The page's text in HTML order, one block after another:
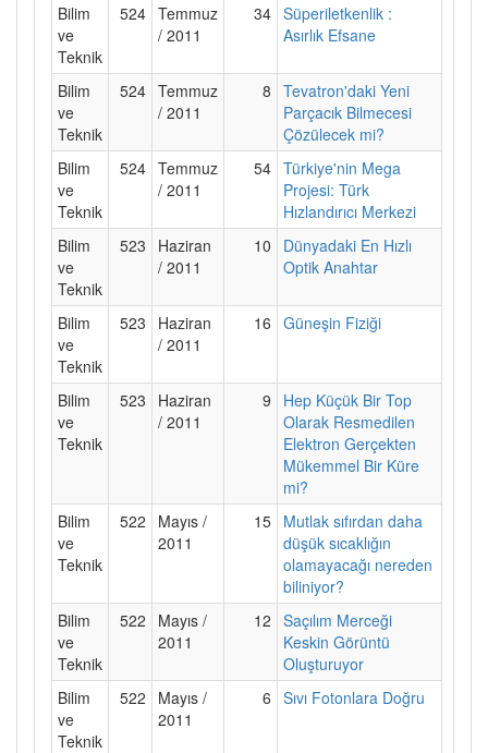
Bilim
ve
Teknik
524 Temmuz
/ 2011
34 Süperiletkenlik :
Asırlık Efsane
Bilim
ve
Teknik
524 Temmuz
/ 2011
8 Tevatron'daki Yeni
Parçacık Bilmecesi
Çözülecek mi?
Bilim
ve
Teknik
524 Temmuz
/ 2011
54 Türkiye'nin Mega
Projesi: Türk
Hızlandırıcı Merkezi
Bilim
ve
Teknik
523
Haziran
/ 2011
10
Dünyadaki En Hızlı
Optik Anahtar
Bilim
ve
Teknik
523
Haziran
/ 2011
16 Güneşin Fiziği
Bilim
ve
Teknik
523
Haziran
/ 2011
9
Hep Küçük Bir Top
Olarak Resmedilen
Elektron Gerçekten
Mükemmel Bir Küre
mi?
Bilim
ve
Teknik
522
Mayıs /
2011
15 Mutlak sıfırdan daha
düşük sıcaklığın
olamayacağı nereden
biliniyor?
Bilim
ve
Teknik
522
Mayıs /
2011
12 Saçılım Merceği
Keskin Görüntü
Oluşturuyor
Bilim
ve
Teknik
522
Mayıs /
2011
6 Sıvı Fotonlara Doğru